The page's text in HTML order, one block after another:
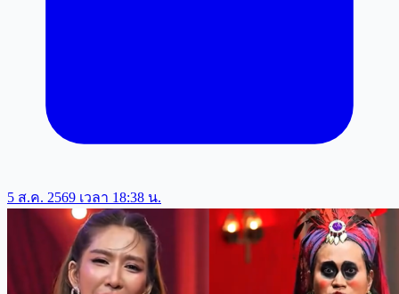
5 ส.ค. 2569 เวลา 18:38 น.